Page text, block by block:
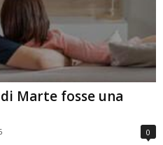
Marte fosse una
0